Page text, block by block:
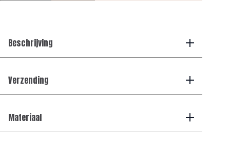
Beschrijving
Verzending
Materiaal